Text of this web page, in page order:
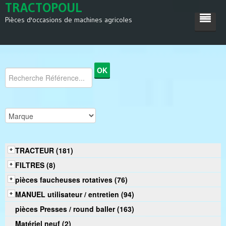
TRACTOPOUL
Pièces d'occasions de machines agricoles
TRACTEUR (181)
FILTRES (8)
pièces faucheuses rotatives (76)
MANUEL utilisateur / entretien (94)
pièces Presses / round baller (163)
Matériel neuf (2)
TRACTEUR
DIVERS
CONTACT